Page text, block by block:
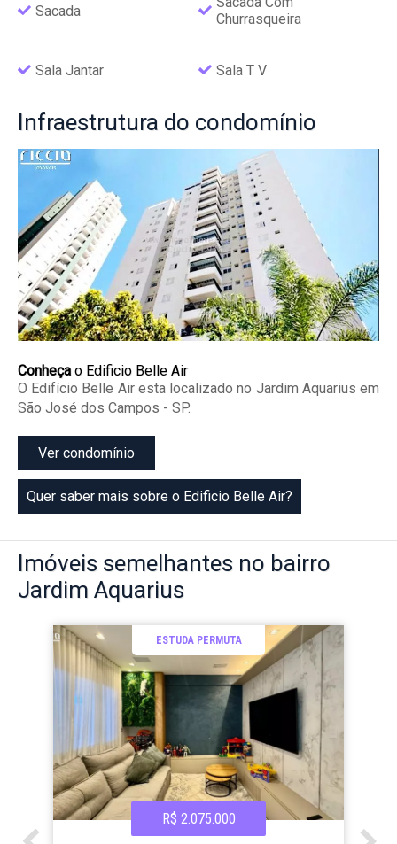
Sacada
Churrasqueira
Sala Jantar Sala T V
Infraestrutura do condomínio
Conheçao Edificio Belle Air
O Edifício Belle Air esta localizado no Jardim Aquarius em
São José dos Campos - SP.
Ver condomínio
Quer saber mais sobre o Edificio Belle Air?
Imóveis semelhantes no bairro
Jardim Aquarius
ESTUDA PERMUTA
R$ 2.075.000